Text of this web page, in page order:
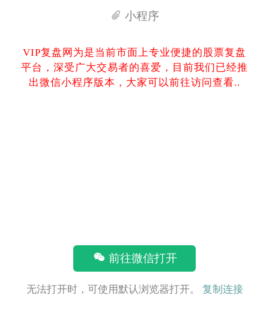
小程序
VIP复盘网为是当前市面上专业便捷的股票复盘
平台，深受广大交易者的喜爱，目前我们已经推
出微信小程序版本，大家可以前往访问查看..
前往微信打开
无法打开时，可使用默认浏览器打开。 复制连接